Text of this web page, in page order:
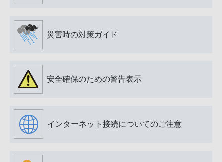
災害時の対策ガイド
安全確保のための警告表示
インターネット接続についてのご注意